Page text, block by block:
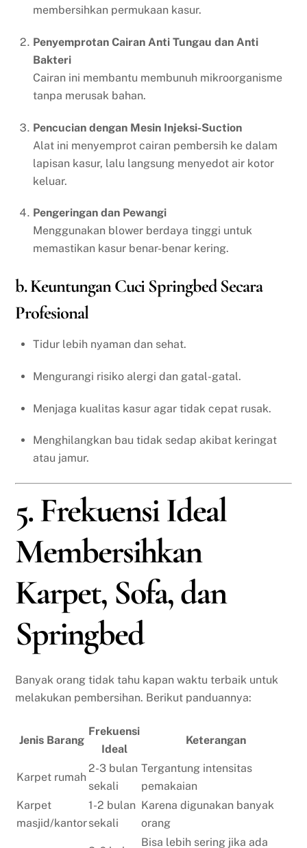
membersihkan permukaan kasur.
Penyemprotan Cairan Anti Tungau dan Anti
Bakteri
Cairan ini membantu membunuh mikroorganisme
tanpa merusak bahan.
Pencucian dengan Mesin Injeksi-Suction
Alat ini menyemprot cairan pembersih ke dalam
lapisan kasur, lalu langsung menyedot air kotor
keluar.
Pengeringan dan Pewangi
Menggunakan blower berdaya tinggi untuk
memastikan kasur benar-benar kering.
b. Keuntungan Cuci Springbed Secara
Profesional
Tidur lebih nyaman dan sehat.
Mengurangi risiko alergi dan gatal-gatal.
Menjaga kualitas kasur agar tidak cepat rusak.
Menghilangkan bau tidak sedap akibat keringat
atau jamur.
5. Frekuensi Ideal
Membersihkan
Karpet, Sofa, dan
Springbed
Banyak orang tidak tahu kapan waktu terbaik untuk
melakukan pembersihan. Berikut panduannya:
Jenis Barang
Frekuensi
Ideal
Keterangan
Karpet rumah
2-3 bulan
sekali
Tergantung intensitas
pemakaian
Karpet
masjid/kantor
1-2 bulan
sekali
Karena digunakan banyak
orang
Bisa lebih sering jika ada